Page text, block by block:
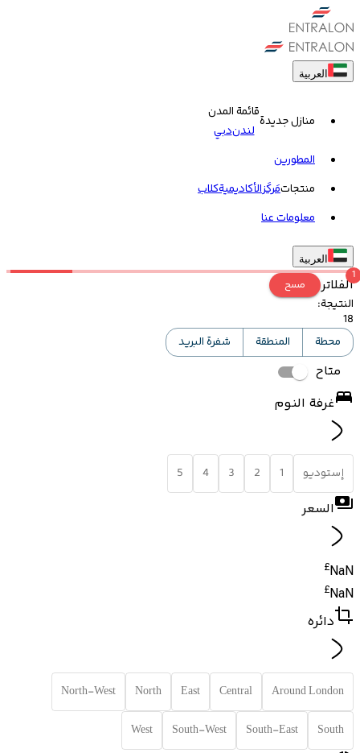
العربية
منازل جديدة
قائمة المدن
لندندبي
المطورين
منتجاتمَركَزالأكاديميةکلاب
معلومات عنا
العربية
الفلاتر
1
مسح
النتيجة:
18
محطة
المنطقة شفرة البريد
متاح
غرفة النوم
إستوديو 1
2
3
4
5
السعر
NaN
£
NaN
£
دائره
Around London
Central
East
North
North-West
South
South-East
South-West
West